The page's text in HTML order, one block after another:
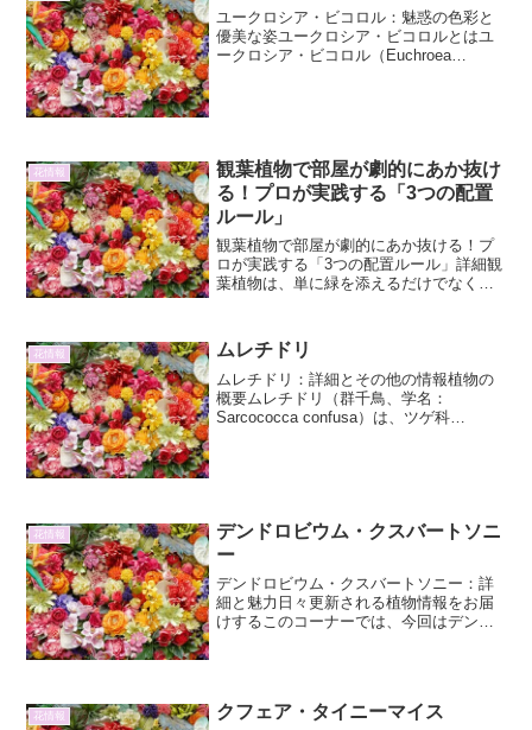
ユークロシア・ビコロル：魅惑の色彩と
優美な姿ユークロシア・ビコロルとはユ
ークロシア・ビコロル（Euchroea
花情報
観葉植物で部屋が劇的にあか抜け
る！プロが実践する「3つの配置
ルール」
観葉植物で部屋が劇的にあか抜ける！プ
ロが実践する「3つの配置ルール」詳細観
葉植物は、単に緑を添えるだけでなく、
屋を劇的にあか抜けさせ、洗練された空
間へと導きます。しかし...
花情報 ムレチドリ
ムレチドリ：詳細とその他の情報植物の
概要ムレチドリ（群千鳥、学名：
Sarcococca confusa）は、ツゲ科
花情報
デンドロビウム・クスバートソニ
ー
デンドロビウム・クスバートソニー：詳
細と魅力日々更新される植物情報をお届
けするこのコーナーでは、今回はデンド
花情報 クフェア・タイニーマイス